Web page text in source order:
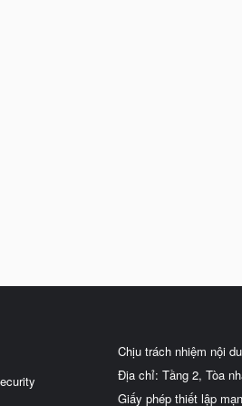
Chịu trách nhiệm nội
Địa chỉ: Tầng 2, Tòa
Giấy phép thiết lập